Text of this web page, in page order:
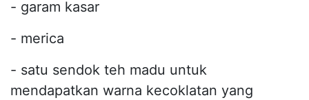
- garam kasar
- merica
- satu sendok teh madu untuk
mendapatkan warna kecoklatan yang